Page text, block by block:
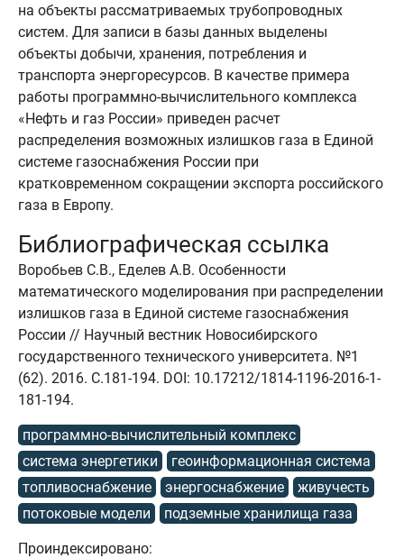
на объекты рассматриваемых трубопроводных
систем. Для записи в базы данных выделены
объекты добычи, хранения, потребления и
транспорта энергоресурсов. В качестве примера
работы программно-вычислительного комплекса
«Нефть и газ России» приведен расчет
распределения возможных излишков газа в Единой
системе газоснабжения России при
кратковременном сокращении экспорта российского
газа в Европу.
Библиографическая ссылка
Воробьев С.В., Еделев А.В. Особенности
математического моделирования при распределении
излишков газа в Единой системе газоснабжения
России // Научный вестник Новосибирского
государственного технического университета. №1
(62). 2016. C.181-194. DOI: 10.17212/1814-1196-2016-1-
181-194.
программно-вычислительный комплекс
система энергетики
геоинформационная система
топливоснабжение
энергоснабжение
живучесть
потоковые модели
подземные хранилища газа
Проиндексировано: